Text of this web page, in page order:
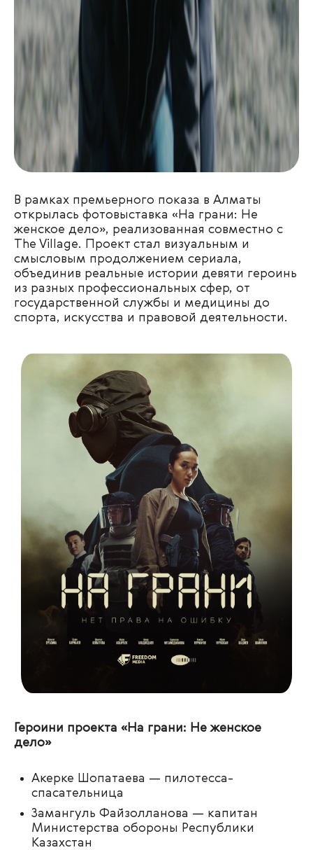
В рамках премьерного показа в Алматы
открылась фотовыставка «На грани: Не
женское дело», реализованная совместно с
The Village. Проект стал визуальным и
смысловым продолжением сериала,
объединив реальные истории девяти героинь
из разных профессиональных сфер, от
государственной службы и медицины до
спорта, искусства и правовой деятельности.
Героини проекта «На грани: Не женское
дело»
Акерке Шопатаева — пилотесса-
спасательница
Замангуль Файзолланова — капитан
Министерства обороны Республики
Казахстан